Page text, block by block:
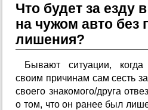
Что будет за езду
на чужом авто без
лишения?
Бывают ситуации,
своим причинам сам сесть
своего знакомого/друга
о том, что он ранее был